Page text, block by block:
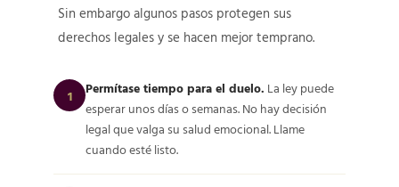
Sin embargo algunos pasos protegen sus
derechos legales y se hacen mejor temprano.
1 Permítase tiempo para el duelo. La ley puede
esperar unos días o semanas. No hay decisión
legal que valga su salud emocional. Llame
cuando esté listo.